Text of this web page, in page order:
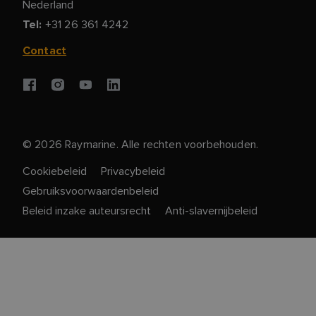
Nederland
Tel: +31 26 361 4242
Contact
© 2026 Raymarine. Alle rechten voorbehouden.
Cookiebeleid
Privacybeleid
Gebruiksvoorwaardenbeleid
Beleid inzake auteursrecht
Anti-slavernijbeleid